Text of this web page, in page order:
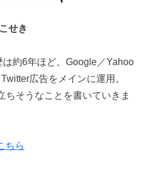
こせき
約6年ほど。Google／Yahoo
広告をメインに運用。
ちそうなことを書いていきま
ちら